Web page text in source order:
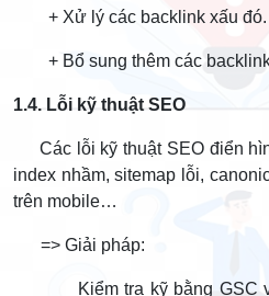
+ Xử lý các backlink xấu đó.
+ Bổ sung thêm các
1.4. Lỗi kỹ thuật SEO
Các lỗi kỹ thuật SEO điển
index nhầm, sitemap lỗi,
trên mobile…
=> Giải pháp:
Kiểm tra kỹ bằng GSC